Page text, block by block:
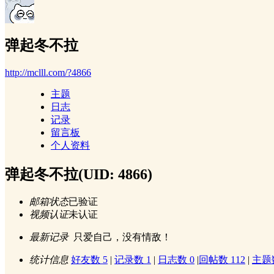
弹起冬不拉
http://mclll.com/?4866
主题
日志
记录
留言板
个人资料
弹起冬不拉(UID: 4866)
邮箱状态已验证
视频认证未认证
最新记录 只爱自己，没有情敌！
统计信息 好友数 5 | 记录数 1 | 日志数 0 |回帖数 112 | 主题